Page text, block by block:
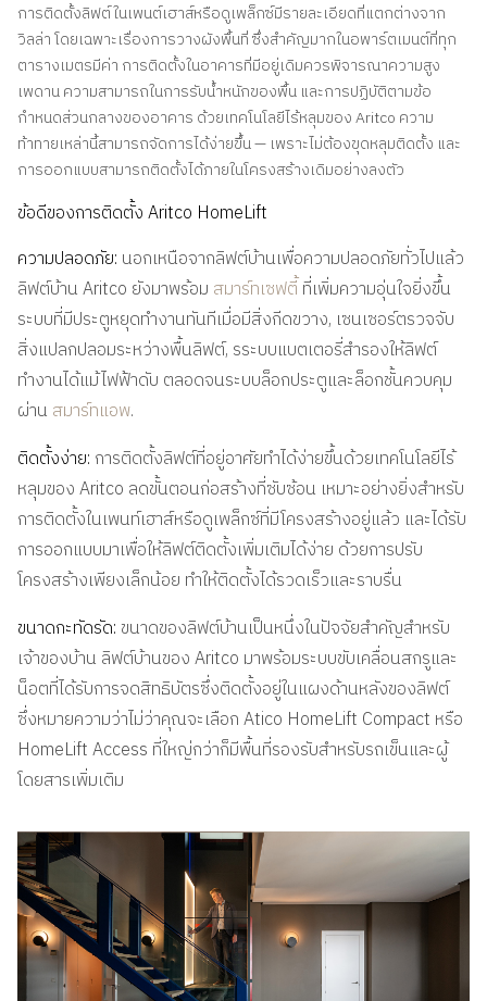
การติดตั้งลิฟต์ในเพนต์เฮาส์หรือดูเพล็กซ์มีรายละเอียดที่แตกต่างจาก
วิลล่า โดยเฉพาะเรื่องการวางผังพื้นที่ ซึ่งสำคัญมากในอพาร์ตเมนต์ที่ทุก
ตารางเมตรมีค่า การติดตั้งในอาคารที่มีอยู่เดิมควรพิจารณาความสูง
เพดาน ความสามารถในการรับน้ำหนักของพื้น และการปฏิบัติตามข้อ
กำหนดส่วนกลางของอาคาร ด้วยเทคโนโลยีไร้หลุมของ Aritco ความ
ท้าทายเหล่านี้สามารถจัดการได้ง่ายขึ้น — เพราะไม่ต้องขุดหลุมติดตั้ง และ
การออกแบบสามารถติดตั้งได้ภายในโครงสร้างเดิมอย่างลงตัว
ข้อดีของการติดตั้งAritco HomeLift
ความปลอดภัย: นอกเหนือจากลิฟต์บ้านเพื่อความปลอดภัยทั่วไปแล้ว
ลิฟต์บ้าน Aritco ยังมาพร้อม สมาร์ทเซฟตี้ ที่เพิ่มความอุ่นใจยิ่งขึ้น
ระบบที่มีประตูหยุดทำงานทันทีเมื่อมีสิ่งกีดขวาง, เซนเซอร์ตรวจจับ
สิ่งแปลกปลอมระหว่างพื้นลิฟต์, รระบบแบตเตอรี่สำรองให้ลิฟต์
ทำงานได้แม้ไฟฟ้าดับ ตลอดจนระบบล็อกประตูและล็อกชั้นควบคุม
ผ่าน สมาร์ทแอพ.
ติดตั้งง่าย: การติดตั้งลิฟต์ที่อยู่อาศัยทําได้ง่ายขึ้นด้วยเทคโนโลยีไร้
หลุมของ Aritco ลดขั้นตอนก่อสร้างที่ซับซ้อน เหมาะอย่างยิ่งสำหรับ
การติดตั้งในเพนท์เฮาส์หรือดูเพล็กซ์ที่มีโครงสร้างอยู่แล้ว และได้รับ
การออกแบบมาเพื่อให้ลิฟต์ติดตั้งเพิ่มเติมได้ง่าย ด้วยการปรับ
โครงสร้างเพียงเล็กน้อย ทำให้ติดตั้งได้รวดเร็วและราบรื่น
ขนาดกะทัดรัด: ขนาดของลิฟต์บ้านเป็นหนึ่งในปัจจัยสำคัญสำหรับ
เจ้าของบ้าน ลิฟต์บ้านของ Aritco มาพร้อมระบบขับเคลื่อนสกรูและ
น็อตที่ได้รับการจดสิทธิบัตรซึ่งติดตั้งอยู่ในแผงด้านหลังของลิฟต์
ซึ่งหมายความว่าไม่ว่าคุณจะเลือก Atico HomeLift Compact หรือ
HomeLift Access ที่ใหญ่กว่าก็มีพื้นที่รองรับสําหรับรถเข็นและผู้
โดยสารเพิ่มเติม